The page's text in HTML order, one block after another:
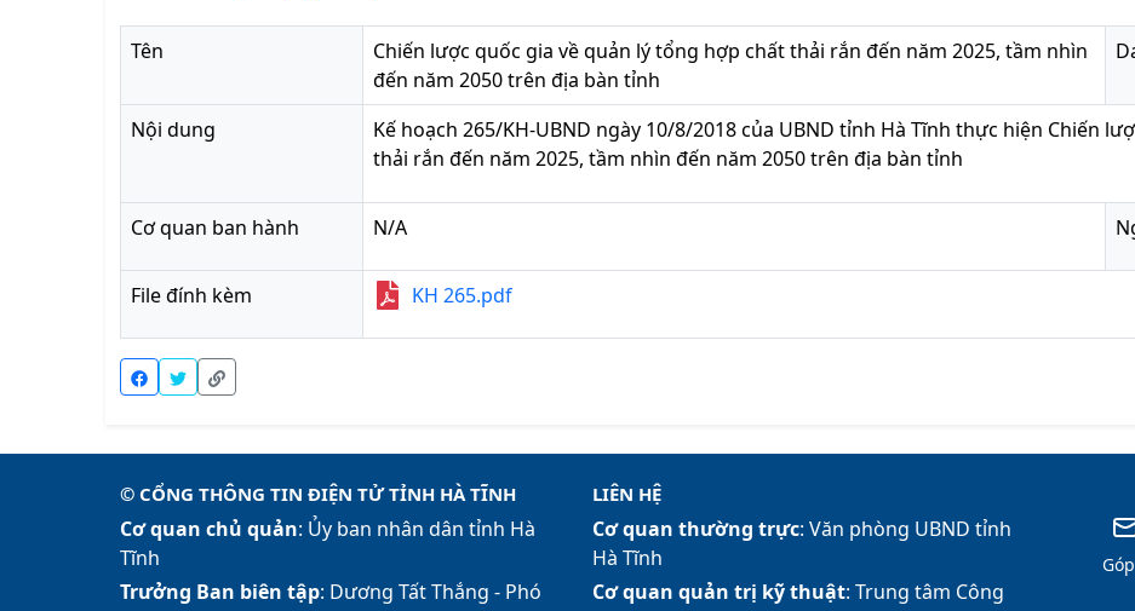
Tên
Chiến lược quốc gia về quản lý tổng hợp chất thải rắn đến năm 2025, tầm nhìn
đến năm 2050 trên địa bàn tỉnh
Nội dung
Kế hoạch 265/KH-UBND ngày 10/8/2018 của UBND tỉnh Hà Tĩnh thực hiện Chiến
thải rắn đến năm 2025, tầm nhìn đến năm 2050 trên địa bàn tỉnh
Cơ quan ban hành N/A
File đính kèm KH 265.pdf
© CỔNG THÔNG TIN ĐIỆN TỬ TỈNH HÀ TĨNH
Cơ quan chủ quản: Ủy ban nhân dân tỉnh Hà
Tĩnh
Trưởng Ban biên tập: Dương Tất Thắng - Phó
LIÊN HỆ
Cơ quan thường trực: Văn phòng UBND tỉnh
Hà Tĩnh
Cơ quan quản trị kỹ thuật: Trung tâm Công